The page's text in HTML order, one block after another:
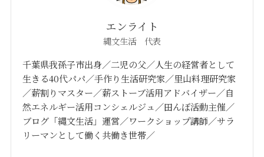
エンライト
縄文生活 代表
千葉県我孫子市出身／二児の父／人生の経営者として
生きる40代パパ／手作り生活研究家／里山料理研究家
／薪割りマスター／薪ストーブ活用アドバイザー／自
然エネルギー活用コンシェルジュ／田んぼ活動主催／
ブログ「縄文生活」運営／ワークショップ講師／サラ
リーマンとして働く共働き世帯／